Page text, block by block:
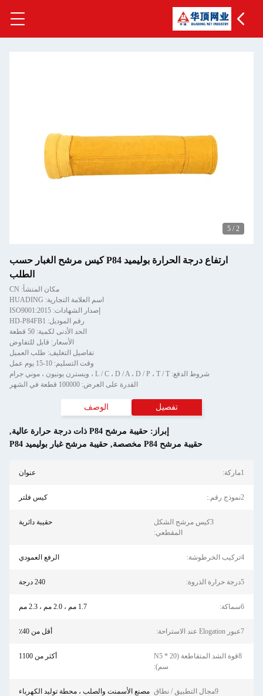
2
/
5
ارتفاع درجة الحرارة بوليميد P84 كيس مرشح الغبار حسب
الطلب
مكان المنشأ: CN
اسم العلامة التجارية: HUADING
إصدار الشهادات: ISO9001:2015
رقم الموديل: HD-P84FB1
الحد الأدنى لكمية: 50 قطعة
الأسعار: قابل للتفاوض
تفاصيل التغليف: طلب العميل
وقت التسليم: 10-15 يوم عمل
شروط الدفع: L / C ، D / A ، D / P ، T / T ، ويسترن يونيون ، موني جرام
القدرة على العرض: 100000 قطعة في الشهر
تفصيل الوصف
إبراز: حقيبة مرشح P84 ذات درجة حرارة عالية
,
حقيبة مرشح P84 مخصصة
, حقيبة مرشح غبار بوليميد P84
1ماركة: عنوان
2نموذج رقم.: كيس فلتر
3كيس مرشح الشكل
المقطعي:
حقيبة دائرية
4تركيب الخرطوشة: الرفع العمودي
5درجة حرارة الذروة: 240 درجة
6سماكة: 1.7 مم ، 2.0 مم ، 2.3 مم
7عبور Elogation عند الاستراحة: أقل من 40٪
8قوة الشد المتقاطعة (N5 * 20
سم):
أكثر من 1100
9مجال التطبيق / نطاق مصنع الأسمنت والصلب ، محطة توليد الكهرباء